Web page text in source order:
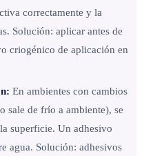
correctamente y la
Solución: aplicar antes de
criogénico de aplicación en
En ambientes con cambios
sale de frío a ambiente), se
superficie. Un adhesivo
agua. Solución: adhesivos